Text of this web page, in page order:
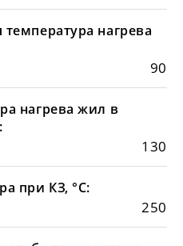
нагрева
90
нагрева жил в
130
при КЗ, °С:
250